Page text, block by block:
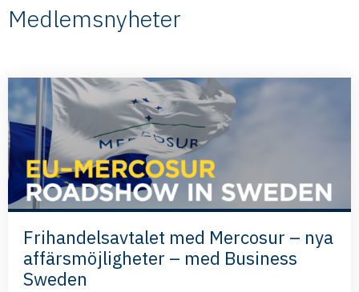
Medlemsnyheter
Frihandelsavtalet med Mercosur – nya
affärsmöjligheter – med Business
Sweden